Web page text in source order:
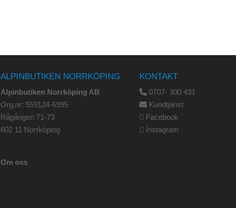
ALPINBUTIKEN NORRKÖPING
Alpinbutiken Norrköping AB
Org.nr: 559124-6995
Rågången 71-73
602 11 Norrköping
Om oss
KONTAKT
0707- 300 431
Kundtjänst
Facebook
Instagram